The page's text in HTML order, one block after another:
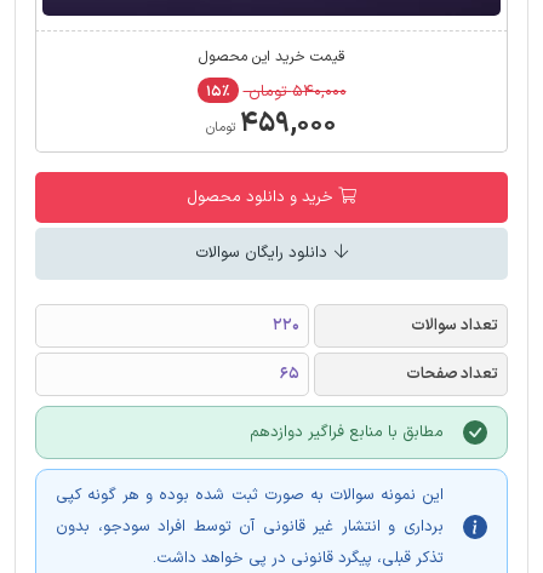
قیمت خرید این محصول
۵۴۰,۰۰۰ تومان ۱۵٪
۴۵۹,۰۰۰ تومان
خرید و دانلود محصول
دانلود رایگان سوالات
تعداد سوالات
220
تعداد صفحات
65
مطابق با منابع فراگیر دوازدهم
این نمونه سوالات به صورت ثبت شده بوده و هر گونه کپی
برداری و انتشار غیر قانونی آن توسط افراد سودجو، بدون
تذکر قبلی، پیگرد قانونی در پی خواهد داشت.